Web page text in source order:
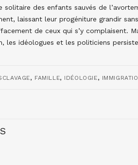
des enfants sauvés de
laissant leur progéniture grandir
de ceux qui s’y complaisent.
les idéologues et les politiciens
, FAMILLE, IDÉOLOGIE,